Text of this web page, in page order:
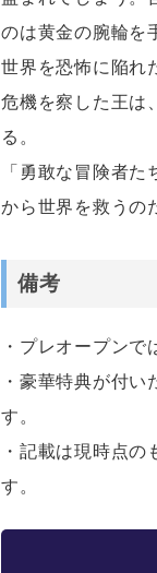
のは黄金の腕輪を
世界を恐怖に陥れ
危機を察した王は
る。
「勇敢な冒険者
から世界を救うの
備考
・プレオープンで
・豪華特典が付
す。
・記載は現時点
す。